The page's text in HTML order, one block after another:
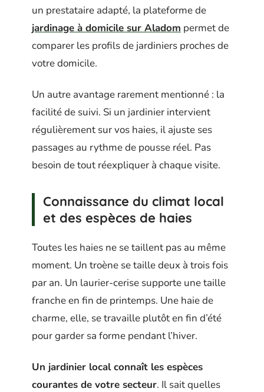
un prestataire adapté, la plateforme de
jardinage à domicile sur Aladom permet de
comparer les profils de jardiniers proches de
votre domicile.
Un autre avantage rarement mentionné : la
facilité de suivi. Si un jardinier intervient
régulièrement sur vos haies, il ajuste ses
passages au rythme de pousse réel. Pas
besoin de tout réexpliquer à chaque visite.
Connaissance du climat local
et des espèces de haies
Toutes les haies ne se taillent pas au même
moment. Un troène se taille deux à trois fois
par an. Un laurier-cerise supporte une taille
franche en fin de printemps. Une haie de
charme, elle, se travaille plutôt en fin d’été
pour garder sa forme pendant l’hiver.
Un jardinier local connaît les espèces
courantes de votre secteur. Il sait quelles